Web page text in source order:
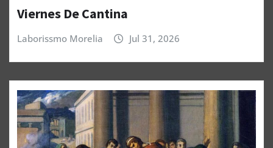
Viernes De Cantina
Laborissmo Morelia Jul 31, 2026